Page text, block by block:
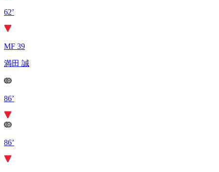
62’
MF 39
満田 誠
86’
86’